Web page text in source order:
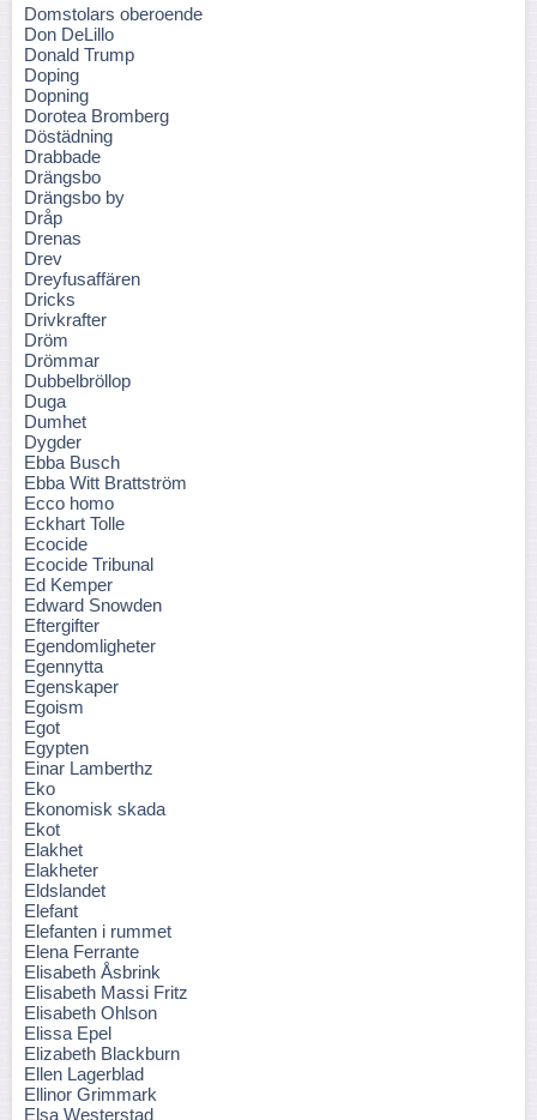
Domstolars oberoende
Don DeLillo
Donald Trump
Doping
Dopning
Dorotea Bromberg
Döstädning
Drabbade
Drängsbo
Drängsbo by
Dråp
Drenas
Drev
Dreyfusaffären
Dricks
Drivkrafter
Dröm
Drömmar
Dubbelbröllop
Duga
Dumhet
Dygder
Ebba Busch
Ebba Witt Brattström
Ecco homo
Eckhart Tolle
Ecocide
Ecocide Tribunal
Ed Kemper
Edward Snowden
Eftergifter
Egendomligheter
Egennytta
Egenskaper
Egoism
Egot
Egypten
Einar Lamberthz
Eko
Ekonomisk skada
Ekot
Elakhet
Elakheter
Eldslandet
Elefant
Elefanten i rummet
Elena Ferrante
Elisabeth Åsbrink
Elisabeth Massi Fritz
Elisabeth Ohlson
Elissa Epel
Elizabeth Blackburn
Ellen Lagerblad
Ellinor Grimmark
Elsa Westerstad